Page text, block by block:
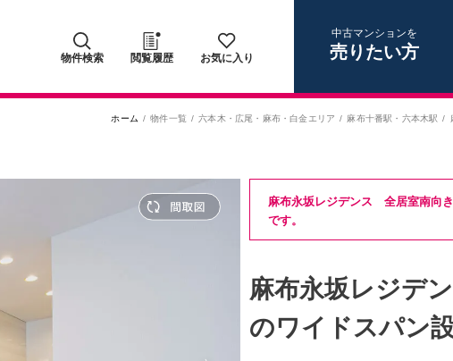
物件検索 閲覧履歴 お気に入り
中古マンションを
売りたい方
ホーム 物件一覧 六本木・広尾・麻布・白金エリア 麻布十番駅 ・ 六本木駅
麻布永坂レジデンス 全居室南向
です。
麻布永坂レジデ
のワイドスパン